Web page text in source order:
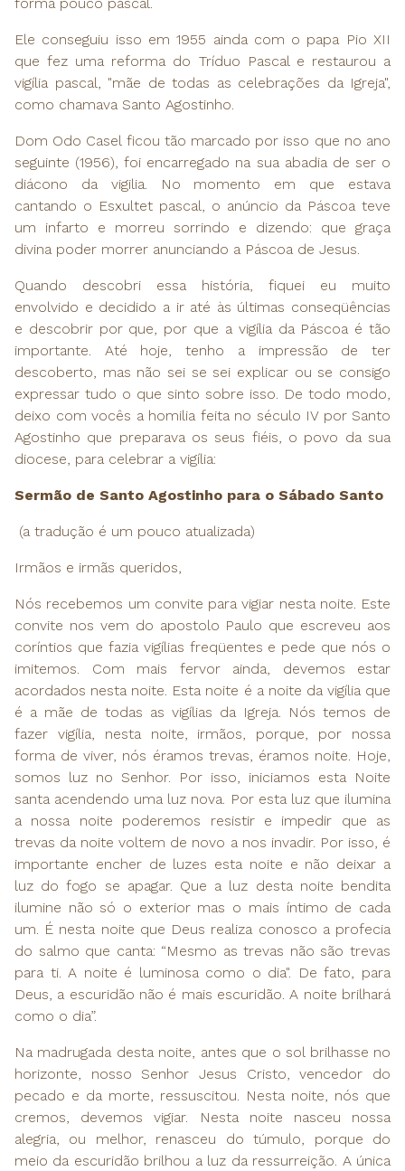
Ele conseguiu isso em 1955 ainda com o papa Pio XII
que fez uma reforma do Tríduo Pascal e restaurou a
vigília pascal, "mãe de todas as celebrações da Igreja",
como chamava Santo Agostinho.
Dom Odo Casel ficou tão marcado por isso que no ano
seguinte (1956), foi encarregado na sua abadia de ser o
diácono da vigilia. No momento em que estava
cantando o Esxultet pascal, o anúncio da Páscoa teve
um infarto e morreu sorrindo e dizendo: que graça
divina poder morrer anunciando a Páscoa de Jesus.
Quando descobri essa história, fiquei eu muito
envolvido e decidido a ir até às últimas conseqüências
e descobrir por que, por que a vigília da Páscoa é tão
importante. Até hoje, tenho a impressão de ter
descoberto, mas não sei se sei explicar ou se consigo
expressar tudo o que sinto sobre isso. De todo modo,
deixo com vocês a homilia feita no século IV por Santo
Agostinho que preparava os seus fiéis, o povo da sua
diocese, para celebrar a vigília:
Sermão de Santo Agostinho para o Sábado Santo
(a tradução é um pouco atualizada)
Irmãos e irmãs queridos,
Nós recebemos um convite para vigiar nesta noite. Este
convite nos vem do apostolo Paulo que escreveu aos
coríntios que fazia vigílias freqüentes e pede que nós o
imitemos. Com mais fervor ainda, devemos estar
acordados nesta noite. Esta noite é a noite da vigília que
é a mãe de todas as vigílias da Igreja. Nós temos de
fazer vigília, nesta noite, irmãos, porque, por nossa
forma de viver, nós éramos trevas, éramos noite. Hoje,
somos luz no Senhor. Por isso, iniciamos esta Noite
santa acendendo uma luz nova. Por esta luz que ilumina
a nossa noite poderemos resistir e impedir que as
trevas da noite voltem de novo a nos invadir. Por isso, é
importante encher de luzes esta noite e não deixar a
luz do fogo se apagar. Que a luz desta noite bendita
ilumine não só o exterior mas o mais íntimo de cada
um. É nesta noite que Deus realiza conosco a profecia
do salmo que canta: “Mesmo as trevas não são trevas
para ti. A noite é luminosa como o dia". De fato, para
Deus, a escuridão não é mais escuridão. A noite brilhará
como o dia”.
Na madrugada desta noite, antes que o sol brilhasse no
horizonte, nosso Senhor Jesus Cristo, vencedor do
pecado e da morte, ressuscitou. Nesta noite, nós que
cremos, devemos vigiar. Nesta noite nasceu nossa
alegria, ou melhor, renasceu do túmulo, porque do
meio da escuridão brilhou a luz da ressurreição. A única